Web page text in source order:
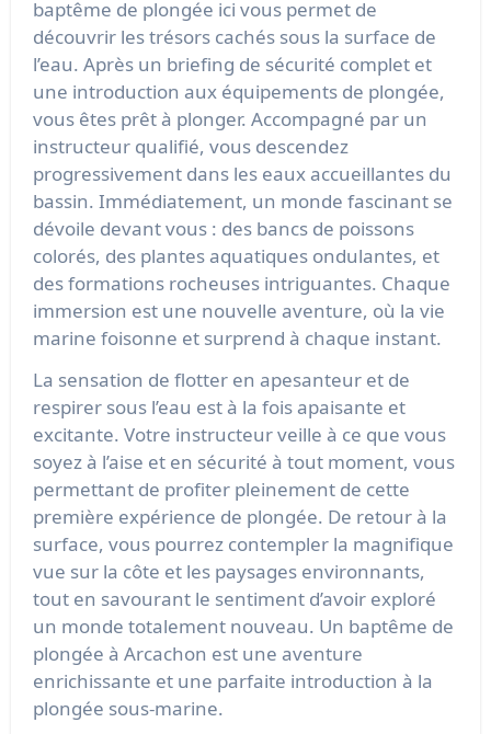
baptême de plongée ici vous permet de
découvrir les trésors cachés sous la surface de
l’eau. Après un briefing de sécurité complet et
une introduction aux équipements de plongée,
vous êtes prêt à plonger. Accompagné par un
instructeur qualifié, vous descendez
progressivement dans les eaux accueillantes du
bassin. Immédiatement, un monde fascinant se
dévoile devant vous : des bancs de poissons
colorés, des plantes aquatiques ondulantes, et
des formations rocheuses intriguantes. Chaque
immersion est une nouvelle aventure, où la vie
marine foisonne et surprend à chaque instant.
La sensation de flotter en apesanteur et de
respirer sous l’eau est à la fois apaisante et
excitante. Votre instructeur veille à ce que vous
soyez à l’aise et en sécurité à tout moment, vous
permettant de profiter pleinement de cette
première expérience de plongée. De retour à la
surface, vous pourrez contempler la magnifique
vue sur la côte et les paysages environnants,
tout en savourant le sentiment d’avoir exploré
un monde totalement nouveau. Un baptême de
plongée à Arcachon est une aventure
enrichissante et une parfaite introduction à la
plongée sous-marine.